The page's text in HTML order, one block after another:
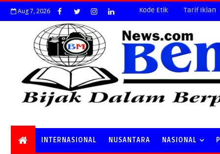
Aug 7, 2026 Kode Etik Tarif Iklan
INTERNASIONAL NUSANTARA NASIONAL